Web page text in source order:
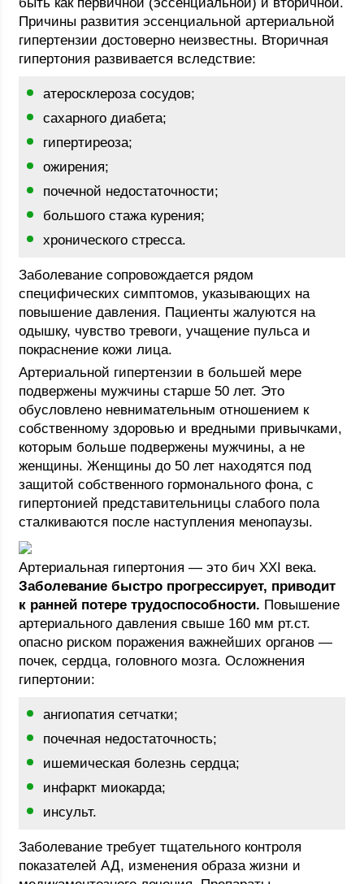
Причины развития эссенциальной артериальной
гипертензии достоверно неизвестны. Вторичная
гипертония развивается вследствие:
атеросклероза сосудов;
сахарного диабета;
гипертиреоза;
ожирения;
почечной недостаточности;
большого стажа курения;
хронического стресса.
Заболевание сопровождается рядом
специфических симптомов, указывающих на
повышение давления. Пациенты жалуются на
одышку, чувство тревоги, учащение пульса и
покраснение кожи лица.
Артериальной гипертензии в большей мере
подвержены мужчины старше 50 лет. Это
обусловлено невнимательным отношением к
собственному здоровью и вредными привычками,
которым больше подвержены мужчины, а не
женщины. Женщины до 50 лет находятся под
защитой собственного гормонального фона, с
гипертонией представительницы слабого пола
сталкиваются после наступления менопаузы.
Артериальная гипертония — это бич XXI века.
Заболевание быстро прогрессирует, приводит
к ранней потере трудоспособности. Повышение
артериального давления свыше 160 мм рт.ст.
опасно риском поражения важнейших органов —
почек, сердца, головного мозга. Осложнения
гипертонии:
ангиопатия сетчатки;
почечная недостаточность;
ишемическая болезнь сердца;
инфаркт миокарда;
инсульт.
Заболевание требует тщательного контроля
показателей АД, изменения образа жизни и